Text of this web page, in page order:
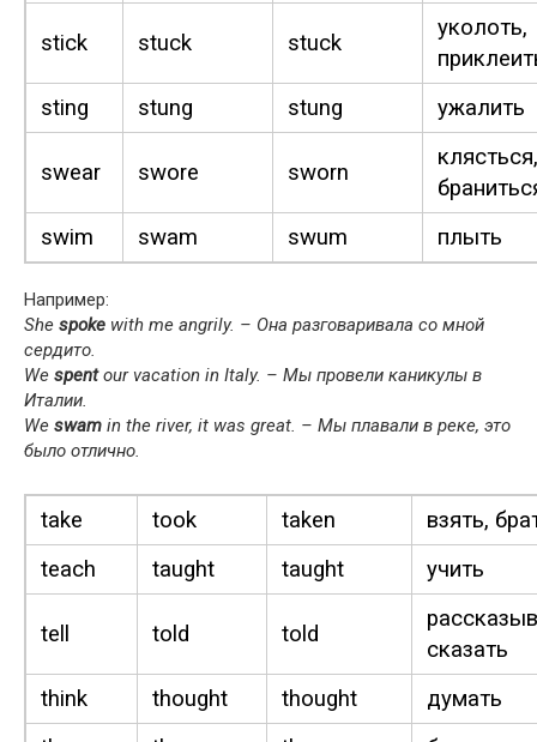
stick stuck stuck
уколоть,
sting
stung stung ужалить
swear swore sworn
клясться,
swim
swam swum плыть
Например:
She spoke with me angri­ly. – Она разговаривала со мной
сердито.
We spentour vaca­tion in Italy. – Мы провели каникулы в
Италии.
We swam in the riv­er, it was great. – Мы плавали в реке, это
было отлично.
take took tak­en
взять,
teach
taught taught учить
tell told told
сказать
think
thought thought
думать